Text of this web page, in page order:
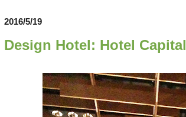
2016/5/19
Design Hotel: Hotel Capital